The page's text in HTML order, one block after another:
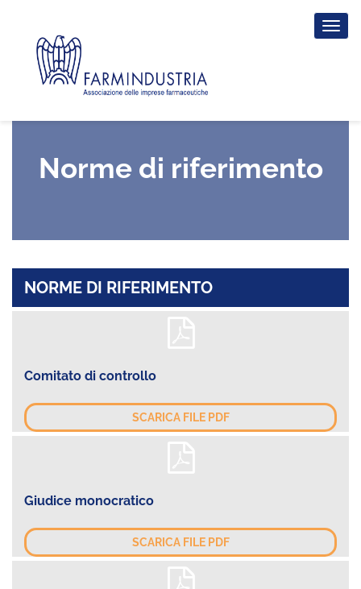
Norme di riferimento
NORME DI RIFERIMENTO
Comitato di controllo
SCARICA FILE PDF
Giudice monocratico
SCARICA FILE PDF